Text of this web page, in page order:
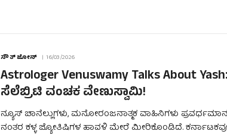
ಸೌತ್ ಜೋನ್ 16/03/2026
Astrologer Venuswamy Talks About Yash:
ಸೆಲೆಬ್ರಿಟಿ ವಂಚಕ ವೇಣುಸ್ವಾಮಿ!
ನ್ಯೂಸ್ ಚಾನೆಲ್ಲುಗಳು, ಮನೋರಂಜನಾತ್ಮಕ ವಾಹಿನಿಗಳು
ನಂತರ ಕಳ್ಳ ಜ್ಯೋತಿಷಿಗಳ ಹಾವಳಿ ಮೇರೆ ಮೀರಿಕೊಂಡಿದೆ.